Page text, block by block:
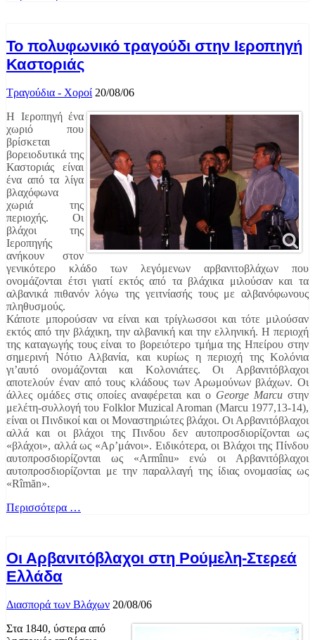
Το πολυφωνικό τραγούδι στην Ιεροπηγή
Καστοριάς
Τραγούδια - Χοροί 20/08/06
H Ιεροπηγή ένα
χωριό που
βρίσκεται
βορειοδυτικά της
Καστοριάς είναι
ένα από τα λίγα
βλαχόφωνα
χωριά της
περιοχής. Οι
βλάχοι της
Ιεροπηγής
ανήκουν στον
γενικότερο κλάδο των λεγόμενων αρβανιτοβλάχων που
ονομάζονται έτσι γιατί εκτός από τα βλάχικα μιλούσαν και τα
αλβανικά πιθανόν λόγω της γειτνίασής τους με αλβανόφωνους
πληθυσμούς.
Κάποτε μπορούσαν να είναι και τρίγλωσσοι και τότε μιλούσαν
εκτός από την βλάχικη, την αλβανική και την ελληνική. Η περιοχή
της καταγωγής τους είναι το βορειότερο τμήμα της Ηπείρου στην
σημερινή Νότιο Αλβανία, και κυρίως η περιοχή της Κολόνια
γι’αυτό ονομάζονται και Κολονιάτες. Οι Αρβανιτόβλαχοι
αποτελούν έναν από τους κλάδους των Αρωμούνων βλάχων. Οι
άλλες ομάδες στις οποίες αναφέρεται και ο George Marcu στην
μελέτη-συλλογή του Folklor Muzical Aroman (Marcu 1977,13-14),
είναι οι Πινδικοί και οι Μοναστηριώτες βλάχοι. Οι Αρβανιτόβλαχοι
αλλά και οι βλάχοι της Πινδου δεν αυτοπροσδιορίζονται ως
«βλάχοι», αλλά ως «Αρ’μάνοι». Ειδικότερα, οι Βλάχοι της Πίνδου
αυτοπροσδιορίζονται ως «Armînu» ενώ οι Αρβανιτόβλαχοι
αυτοπροσδιορίζονται με την παραλλαγή της ίδιας ονομασίας ως
«Rîmăn».
Περισσότερα …
Οι Αρβανιτόβλαχοι στη Ρούμελη-Στερεά
Ελλάδα
Διασπορά των Βλάχων 20/08/06
Στα 1840, ύστερα από